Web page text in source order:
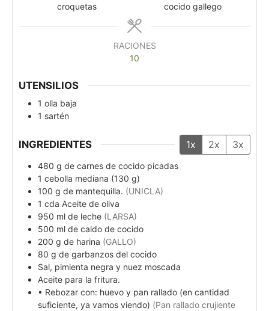
croquetas
cocido gallego
RACIONES
10
UTENSILIOS
1 olla baja
1 sartén
INGREDIENTES 1x 2x 3x
480 g de carnes de cocido picadas
1 cebolla mediana (130 g)
100 g de mantequilla. (UNICLA)
1 cda Aceite de oliva
950 ml de leche (LARSA)
500 ml de caldo de cocido
200 g de harina (GALLO)
80 g de garbanzos del cocido
Sal, pimienta negra y nuez moscada
Aceite para la fritura.
• Rebozar con: huevo y pan rallado (en cantidad
suficiente, ya vamos viendo) (Pan rallado crujiente